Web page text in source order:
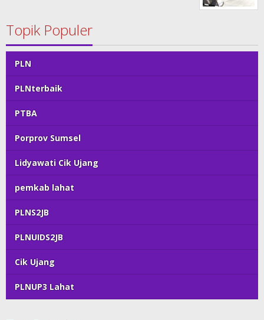
Topik Populer
PLN
PLNterbaik
PTBA
Porprov Sumsel
Lidyawati Cik Ujang
pemkab lahat
PLNS2JB
PLNUIDS2JB
Cik Ujang
PLNUP3 Lahat